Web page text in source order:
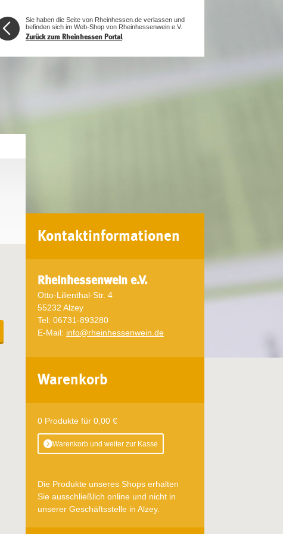
Sie haben die Seite von Rheinhessen.de verlassen und
befinden sich im Web-Shop von Rheinhessenwein e.V.
Zurück zum Rheinhessen Portal
Kontaktinformationen
Rheinhessenwein e.V.
Otto-Lilienthal-Str. 4
55232 Alzey
Tel: 06731-893280
E-Mail: info@rheinhessenwein.de
Warenkorb
0 Produkte für 0,00 €
Warenkorb und weiter zur Kasse
Die Produkte unseres Shops erhalten
Sie ausschließlich online und nicht in
unserer Geschäftsstelle in Alzey.